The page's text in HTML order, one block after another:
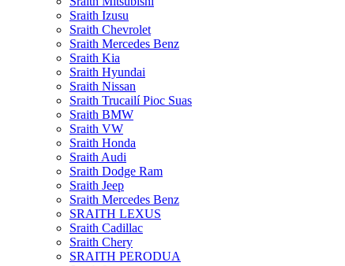
Sraith Izusu
Sraith Chevrolet
Sraith Mercedes Benz
Sraith Kia
Sraith Hyundai
Sraith Nissan
Sraith Trucailí Pioc Suas
Sraith BMW
Sraith VW
Sraith Honda
Sraith Audi
Sraith Dodge Ram
Sraith Jeep
Sraith Mercedes Benz
SRAITH LEXUS
Sraith Cadillac
Sraith Chery
SRAITH PERODUA